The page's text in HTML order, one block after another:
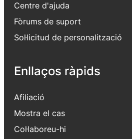
Centre d'ajuda
Fòrums de suport
Sol·licitud de personalització
Enllaços ràpids
Afiliació
Mostra el cas
Col·laboreu-hi